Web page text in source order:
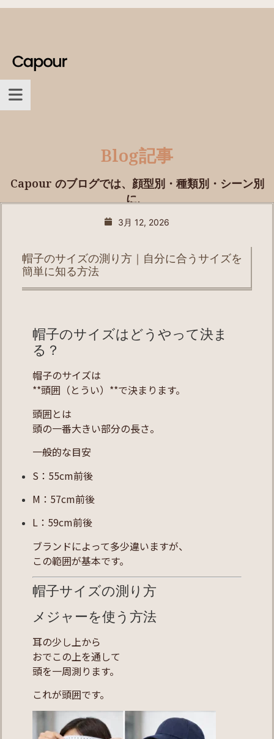
Blog記事
Capour のブログでは、顔型別・種類別・シーン別
に、
プロが選び方を丁寧に解説。
3月 12, 2026
帽子のサイズの測り方｜自分に合うサイズを
簡単に知る方法
帽子のサイズはどうやって決ま
る？
帽子のサイズは
**頭囲（とうい）**で決まります。
頭囲とは
頭の一番大きい部分の長さ。
一般的な目安
S：55cm前後
M：57cm前後
L：59cm前後
ブランドによって多少違いますが、
この範囲が基本です。
帽子サイズの測り方
メジャーを使う方法
耳の少し上から
おでこの上を通して
頭を一周測ります。
これが頭囲です。